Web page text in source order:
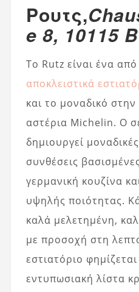
Ρουτς,
e 8, 10115
Το Rutz είναι ένα από
αποκλειστικά
και το μοναδικό
αστέρια Michelin. Ο
δημιουργεί
συνθέσεις
γερμανική κουζίνα
υψηλής ποιότητας.
καλά μελετημένη,
με προσοχή στη
εστιατόριο
εντυπωσιακή λίστα